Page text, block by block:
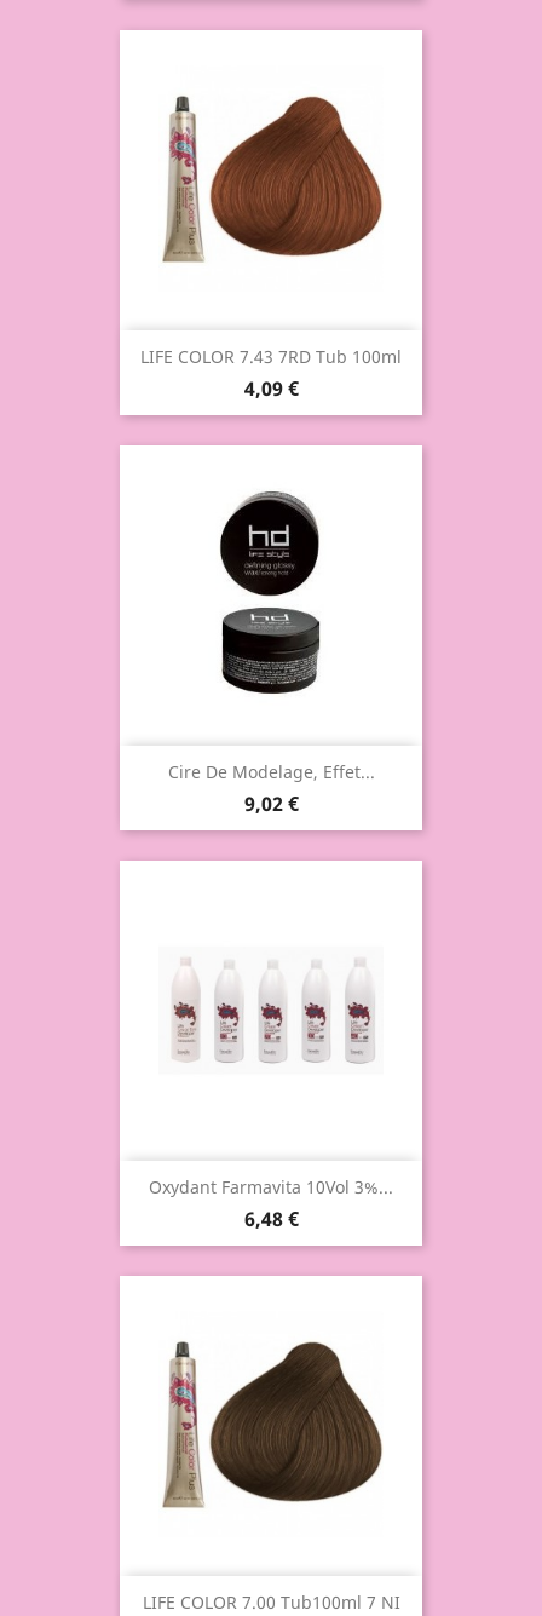
LIFE COLOR 7.43 7RD Tub 100ml
4,09 €
Cire De Modelage, Effet...
9,02 €
Oxydant Farmavita 10Vol 3%...
6,48 €
LIFE COLOR 7.00 Tub100ml 7 NI